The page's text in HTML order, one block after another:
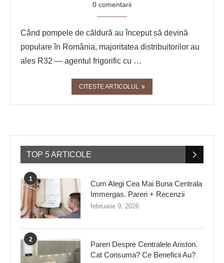
0 comentarii
Când pompele de căldură au început să devină
populare în România, majoritatea distribuitorilor au
ales R32 — agentul frigorific cu …
CITESTE ARTICOLUL
TOP 5 ARTICOLE
1
Cum Alegi Cea Mai Buna Centrala
Immergas. Pareri + Recenzii
februarie 9, 2026
2
Pareri Despre Centralele Ariston.
Cat Consuma? Ce Beneficii Au?